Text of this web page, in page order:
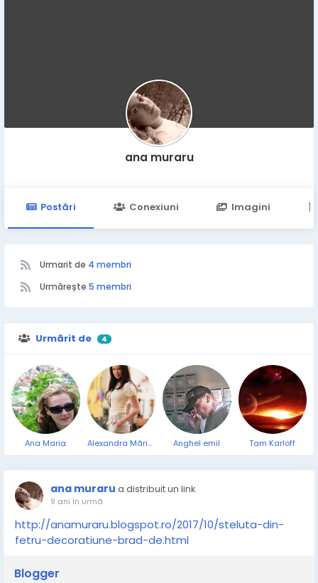
ana muraru
Postări Conexiuni Imagini
Urmarit de 4 membri
Urmărește 5 membri
Urmărit de 4
Ana Maria Alexandra Măriucă Anghel emil Tam Karloff
ana muraru a distribuit un link
9 ani în urmă
http://anamuraru.blogspot.ro/2017/10/steluta-din-
fetru-decoratiune-brad-de.html
Blogger